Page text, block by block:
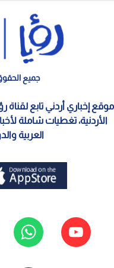
0
0
الانسحاب
| آخر
شروطا للمرحلة الثانية.